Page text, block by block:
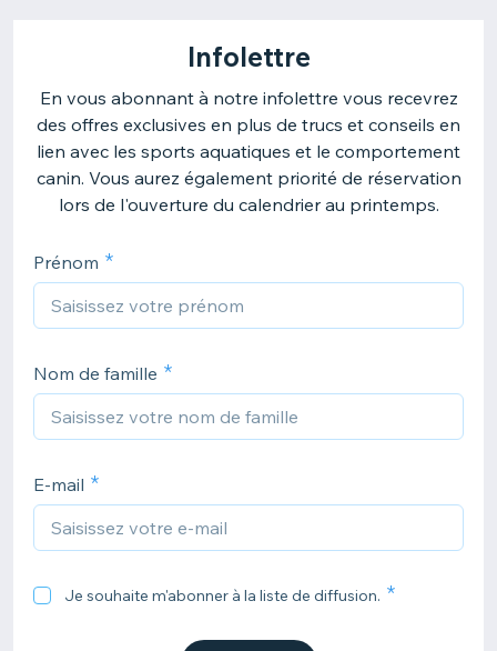
Infolettre
En vous abonnant à notre infolettre vous recevrez
des offres exclusives en plus de trucs et conseils en
lien avec les sports aquatiques et le comportement
canin. Vous aurez également priorité de réservation
lors de l'ouverture du calendrier au printemps.
Prénom
Nom de famille
E-mail
Je souhaite m'abonner à la liste de diffusion.